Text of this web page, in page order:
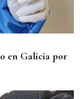
de 420
en Galicia por